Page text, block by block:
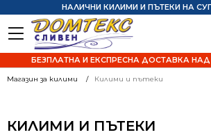
НАЛИЧНИ КИЛИМИ И ПЪТЕКИ НА
БЕЗПЛАТНА И ЕКСПРЕСНА ДОСТАВКА НАД
Магазин за килими Килими и пътеки
КИЛИМИ И ПЪТЕКИ